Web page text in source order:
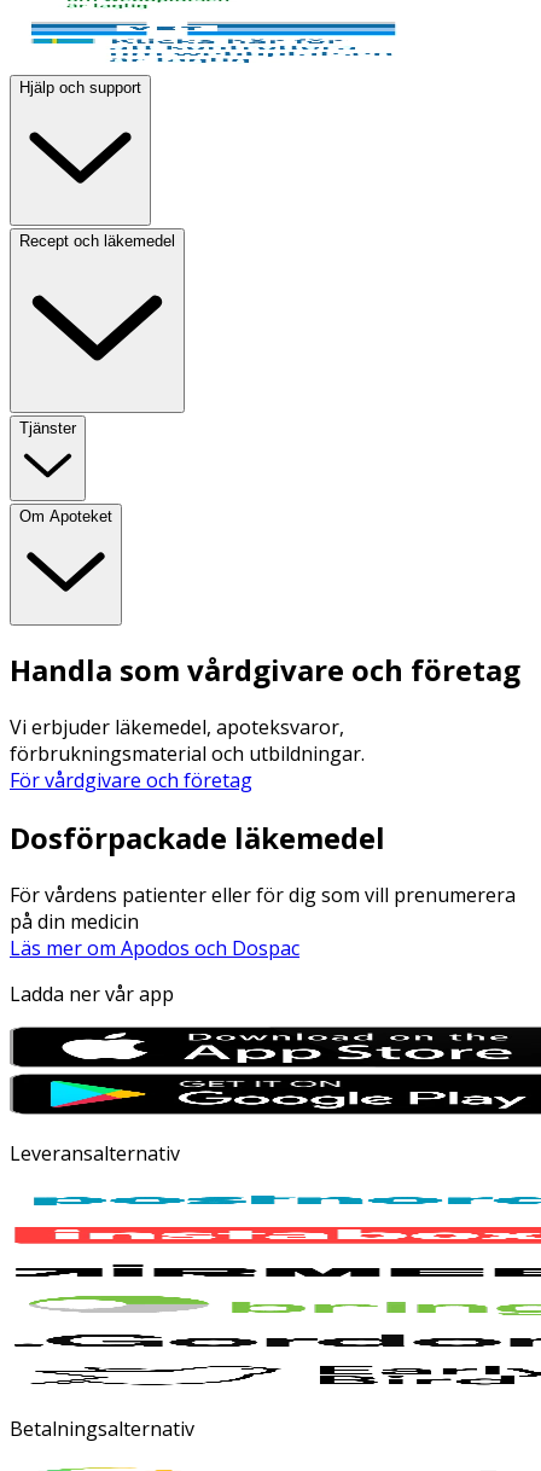
Hjälp och support
Recept och läkemedel
Tjänster
Om Apoteket
Handla som vårdgivare och företag
Vi erbjuder läkemedel, apoteksvaror,
förbrukningsmaterial och utbildningar.
För vårdgivare och företag
Dosförpackade läkemedel
För vårdens patienter eller för dig som vill prenumerera
på din medicin
Läs mer om Apodos och Dospac
Ladda ner vår app
Leveransalternativ
Betalningsalternativ